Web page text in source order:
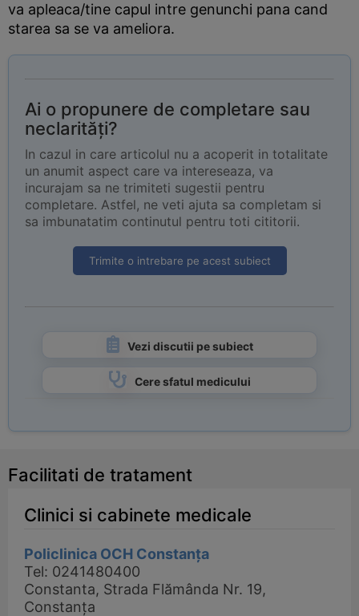
va apleaca/tine capul intre genunchi pana cand
starea sa se va ameliora.
Ai o propunere de completare sau
neclarități?
In cazul in care articolul nu a acoperit in totalitate
un anumit aspect care va intereseaza, va
incurajam sa ne trimiteti sugestii pentru
completare. Astfel, ne veti ajuta sa completam si
sa imbunatatim continutul pentru toti cititorii.
Trimite o intrebare pe acest subiect
Vezi discutii pe subiect
Cere sfatul medicului
Facilitati de tratament
Clinici si cabinete medicale
Policlinica OCH Constanța
Tel: 0241480400
Constanta, Strada Flămânda Nr. 19,
Constanța